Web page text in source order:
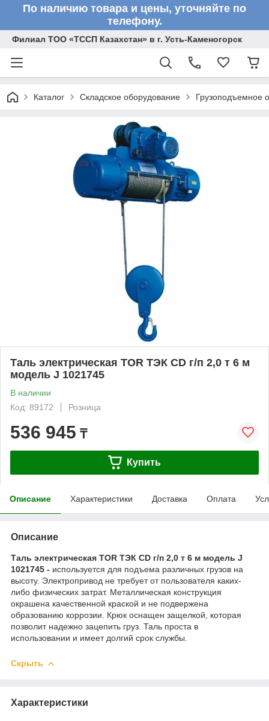
По наличию товара и цены, уточняйте по
телефону.
Филиал ТОО «ТССП Казахстан» в г. Усть-Каменогорск
Каталог Складское оборудование Грузоподъемное
Таль электрическая TOR ТЭК CD г/п 2,0 т 6 м
модель J 1021745
В наличии
Код: 89172
Розница
536 945 ₸
Купить
Описание Характеристики Доставка Оплата
Описание
Таль электрическая TOR ТЭК CD г/п 2,0 т 6 м модель J
1021745 - используется для подъема различных грузов на
высоту. Электропривод не требует от пользователя каких-
либо физических затрат. Металлическая конструкция
окрашена качественной краской и не подвержена
образованию коррозии. Крюк оснащен защелкой, которая
позволит надежно зацепить груз. Таль проста в
использовании и имеет долгий срок службы.
Скрыть
Характеристики